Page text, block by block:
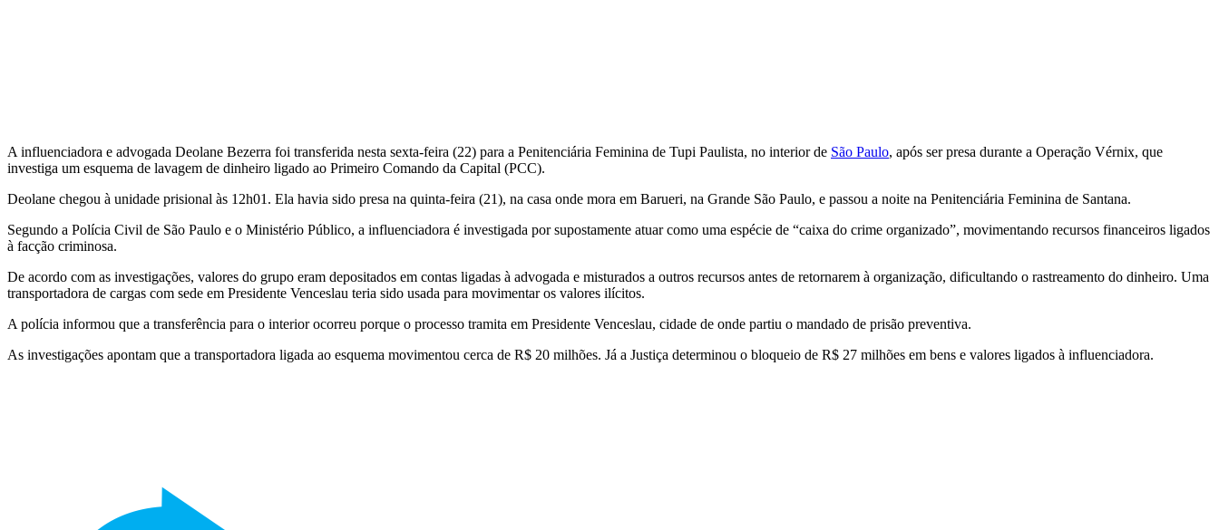
A influenciadora e advogada Deolane Bezerra foi transferida nesta sexta-feira (22) para a Penitenciária Feminina de Tupi Paulista, no interior de São Paulo, após ser presa durante a Operação Vérnix, que
investiga um esquema de lavagem de dinheiro ligado ao Primeiro Comando da Capital (PCC).
Deolane chegou à unidade prisional às 12h01. Ela havia sido presa na quinta-feira (21), na casa onde mora em Barueri, na Grande São Paulo, e passou a noite na Penitenciária Feminina de Santana.
Segundo a Polícia Civil de São Paulo e o Ministério Público, a influenciadora é investigada por supostamente atuar como uma espécie de “caixa do crime organizado”, movimentando recursos financeiros ligados
à facção criminosa.
De acordo com as investigações, valores do grupo eram depositados em contas ligadas à advogada e misturados a outros recursos antes de retornarem à organização, dificultando o rastreamento do dinheiro. Uma
transportadora de cargas com sede em Presidente Venceslau teria sido usada para movimentar os valores ilícitos.
A polícia informou que a transferência para o interior ocorreu porque o processo tramita em Presidente Venceslau, cidade de onde partiu o mandado de prisão preventiva.
As investigações apontam que a transportadora ligada ao esquema movimentou cerca de R$ 20 milhões. Já a Justiça determinou o bloqueio de R$ 27 milhões em bens e valores ligados à influenciadora.